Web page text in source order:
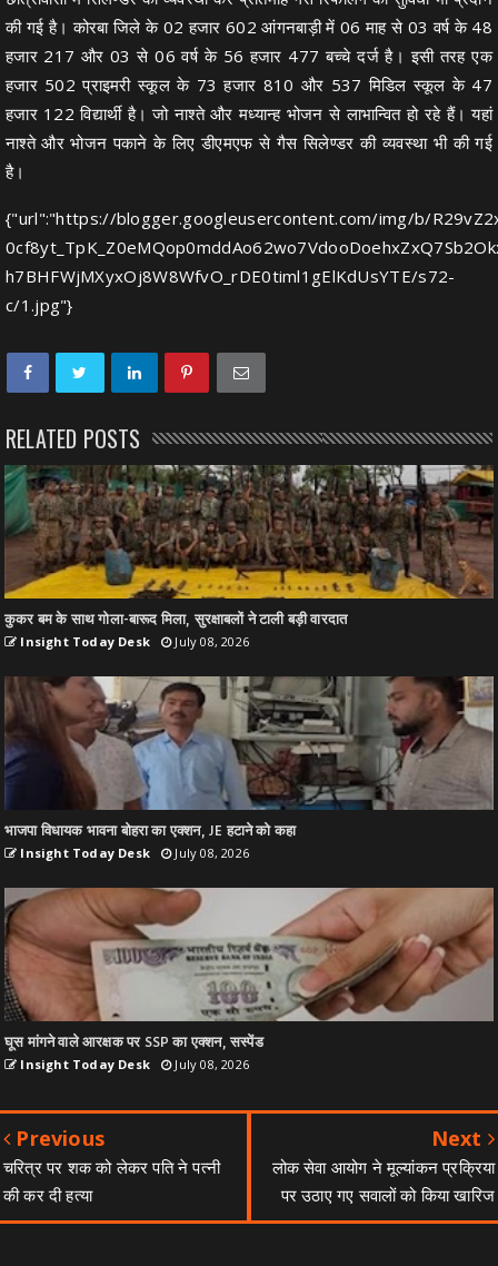
की गई है। कोरबा जिले के 02 हजार 602 आंगनबाड़ी में 06 माह से 03 वर्ष के 48
हजार 217 और 03 से 06 वर्ष के 56 हजार 477 बच्चे दर्ज है। इसी तरह एक
हजार 502 प्राइमरी स्कूल के 73 हजार 810 और 537 मिडिल स्कूल के 47
हजार 122 विद्यार्थी है। जो नाश्ते और मध्यान्ह भोजन से लाभान्वित हो रहे हैं। यहां
नाश्ते और भोजन पकाने के लिए डीएमएफ से गैस सिलेण्डर की व्यवस्था भी की गई
है।
{"url":"https://blogger.googleusercontent.com/img/b/
h7BHFWjMXyxOj8W8WfvO_rDE0timl1gElKdUsYTE/s72-
c/1.jpg"}
RELATED POSTS
कुकर बम के साथ गोला-बारूद मिला, सुरक्षाबलों ने टाली बड़ी वारदात
Insight Today Desk July 08, 2026
भाजपा विधायक भावना बोहरा का एक्शन, JE हटाने को कहा
Insight Today Desk July 08, 2026
घूस मांगने वाले आरक्षक पर SSP का एक्शन, सस्पेंड
Insight Today Desk July 08, 2026
Previous
चरित्र पर शक को लेकर पति ने पत्नी
की कर दी हत्या
Next
लोक सेवा आयोग ने मूल्यांकन प्रक्रिया
पर उठाए गए सवालों को किया खारिज